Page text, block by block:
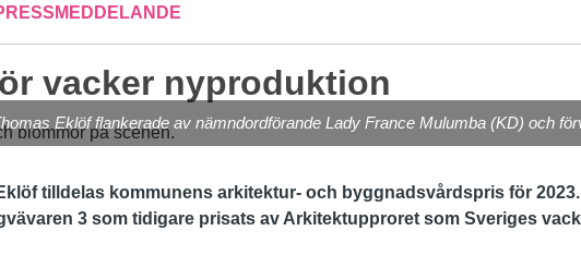
vacker nyproduktion
Eklöf flankerade av nämndordförande Lady France Mulumba (KD) och
tilldelas kommunens arkitektur- och byggnadsvårdspris för
3 som tidigare prisats av Arkitektupproret som Sveriges